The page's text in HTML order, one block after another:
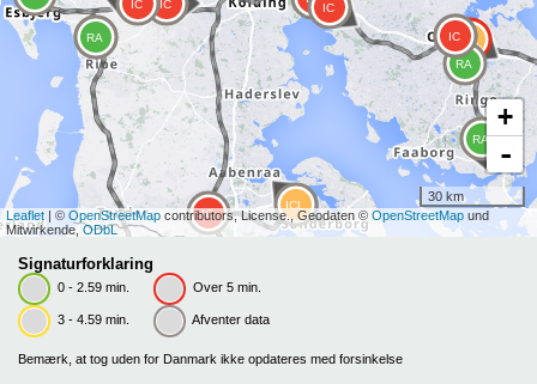
Signaturforklaring
0 - 2.59 min.
3 - 4.59 min.
Over 5 min.
Afventer data
Bemærk, at tog uden for Danmark ikke opdateres med forsinkelse
Leaflet | © OpenStreetMap contributors, License., Geodaten © OpenStreetMap und
Mitwirkende, ODbL
+
-
30 km